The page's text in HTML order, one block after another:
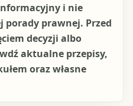
i nie
prawnej. Przed
decyzji albo
aktualne przepisy,
oraz własne